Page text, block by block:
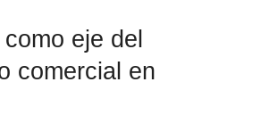
eje del
comercial en